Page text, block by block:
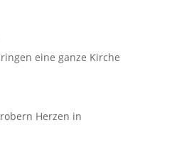
eine ganze Kirche
Herzen in